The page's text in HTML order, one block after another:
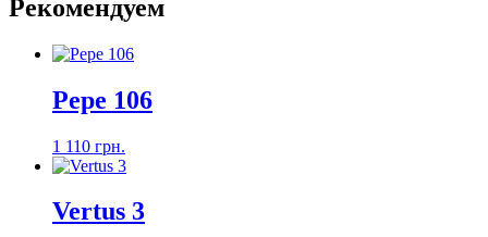
Рекомендуем
Pepe 106
1 110 грн.
Vertus 3